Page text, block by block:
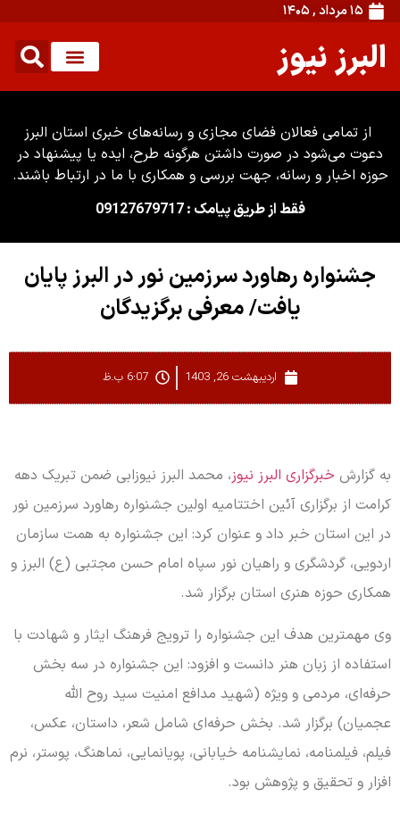
۱۵ مرداد , ۱۴۰۵
البرز نیوز
از تمامی فعالان فضای مجازی و رسانه‌های خبری استان البرز
دعوت می‌شود در صورت داشتن هرگونه طرح، ایده یا پیشنهاد در
حوزه اخبار و رسانه، جهت بررسی و همکاری با ما در ارتباط باشند.
فقط از طریق پیامک : 09127679717
جشنواره رهاورد سرزمین نور در البرز پایان
یافت/ معرفی برگزیدگان
اردیبهشت 26, 1403 6:07 ب.ظ
به گزارش خبرگزاری البرز نیوز، محمد البرز نیوزابی ضمن تبریک دهه
کرامت از برگزاری آئین اختتامیه اولین جشنواره رهاورد سرزمین نور
در این استان خبر داد و عنوان کرد: این جشنواره به همت سازمان
اردویی، گردشگری و راهیان نور سپاه امام حسن مجتبی (ع) البرز و
همکاری حوزه هنری استان برگزار شد.
وی مهمترین هدف این جشنواره را ترویج فرهنگ ایثار و شهادت با
استفاده از زبان هنر دانست و افزود: این جشنواره در سه بخش
حرفه‌ای، مردمی و ویژه (شهید مدافع امنیت سید روح الله
عجمیان) برگزار شد. بخش حرفه‌ای شامل شعر، داستان، عکس،
فیلم، فیلمنامه، نمایشنامه خیابانی، پویانمایی، نماهنگ، پوستر، نرم
افزار و تحقیق و پژوهش بود.